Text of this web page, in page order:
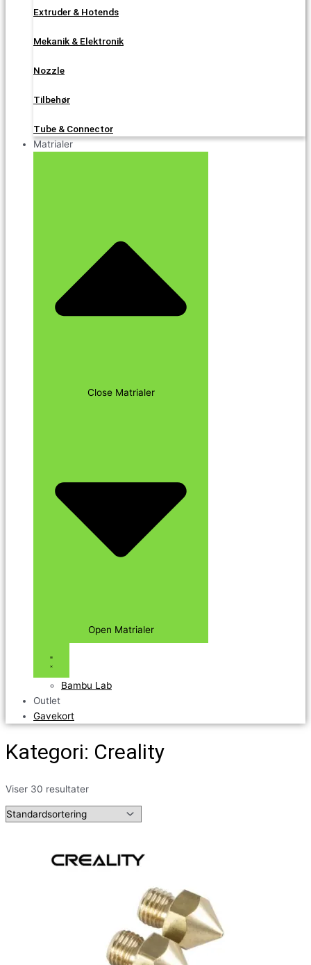
Extruder & Hotends
Mekanik & Elektronik
Nozzle
Tilbehør
Tube & Connector
Matrialer
Close Matrialer
Open Matrialer
Bambu Lab
Outlet
Gavekort
Kategori: Creality
Viser 30 resultater